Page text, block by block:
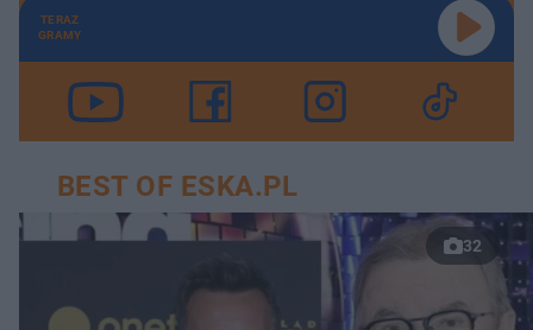
TERAZ
GRAMY
BEST OF ESKA.PL
32